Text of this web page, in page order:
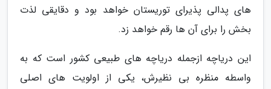
های پدالی پذیرای توریستان خواهد بود و دقایقی لذت
بخش را برای آن ها رقم خواهد زد.
این دریاچه ازجمله دریاچه های طبیعی کشور است که به
واسطه منظره بی نظیرش، یکی از اولویت های اصلی